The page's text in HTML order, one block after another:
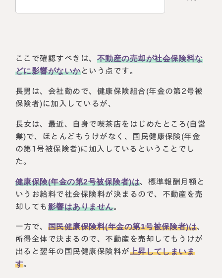
ここで確認すべきは、不動産の売却が社会保険料な
どに影響がないかという点です。
長男は、会社勤めで、健康保険組合(年金の第2号被
保険者)に加入しているが、
長女は、最近、自身で喫茶店をはじめたところ(自営
業)で、ほとんどもうけがなく、国民健康保険(年金
の第1号被保険者)に加入しているということでし
た。
健康保険(年金の第2号被保険者)は、標準報酬月額と
いうお給料で社会保険料が決まるので、不動産を売
却しても影響はありません。
一方で、国民健康保険料(年金の第1号被保険者)は、
所得全体で決まるので、不動産を売却してもうけが
出ると翌年の国民健康保険料が上昇してしまいま
す。